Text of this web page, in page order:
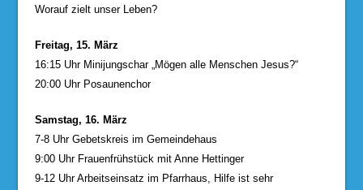
Worauf zielt unser Leben?
Freitag, 15. März
16:15 Uhr Minijungschar „Mögen alle Menschen Jesus?“
20:00 Uhr Posaunenchor
Samstag, 16. März
7-8 Uhr Gebetskreis im Gemeindehaus
9:00 Uhr Frauenfrühstück mit Anne Hettinger
9-12 Uhr Arbeitseinsatz im Pfarrhaus, Hilfe ist sehr